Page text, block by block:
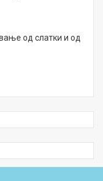
од слатки и од